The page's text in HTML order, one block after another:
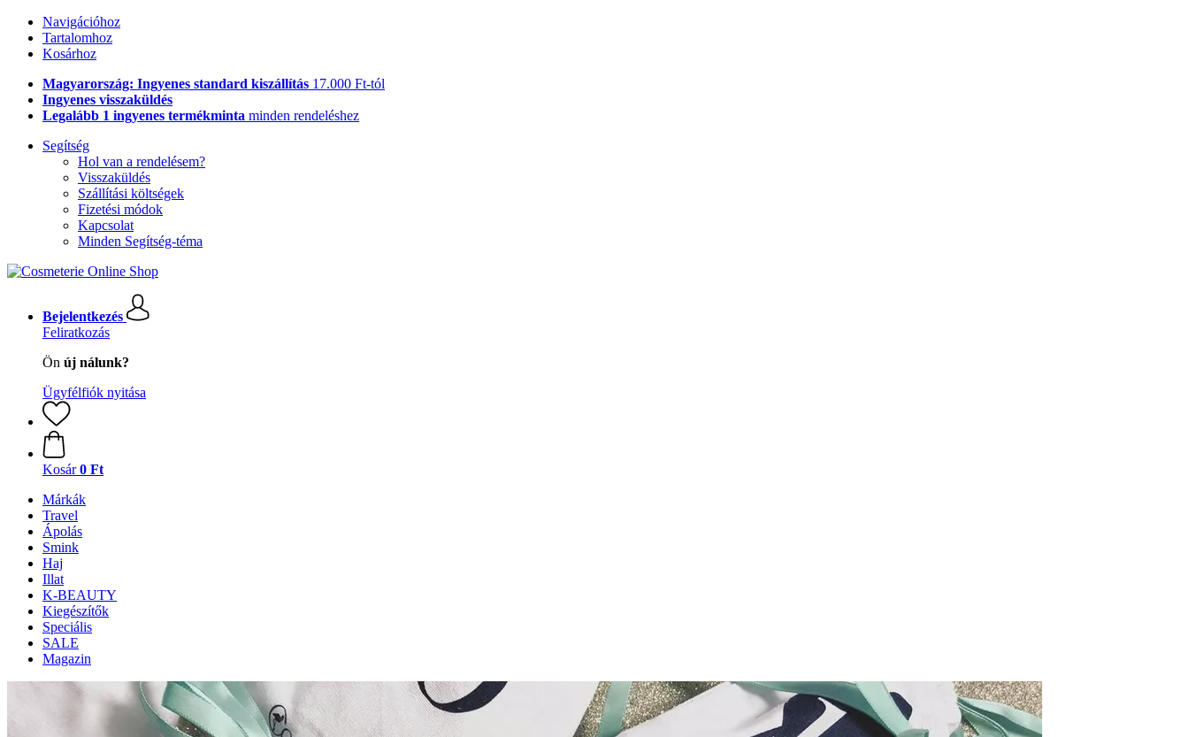
Navigációhoz
Tartalomhoz
Kosárhoz
Magyarország: Ingyenes standard kiszállítás 17.000 Ft-tól
Ingyenes visszaküldés
Legalább 1 ingyenes termékminta minden rendeléshez
Segítség
Hol van a rendelésem?
Visszaküldés
Szállítási költségek
Fizetési módok
Kapcsolat
Minden Segítség-téma
Bejelentkezés
Feliratkozás
Ön új nálunk?
Ügyfélfiók nyitása
Kosár 0 Ft
Márkák
Travel
Ápolás
Smink
Haj
Illat
K-BEAUTY
Kiegészítők
Speciális
SALE
Magazin